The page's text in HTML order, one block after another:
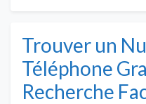
Trouver un
Téléphone
Recherche